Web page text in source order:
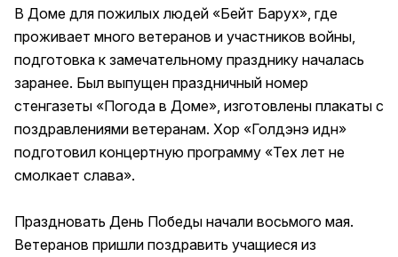
В Доме для пожилых людей «Бейт Барух», где
проживает много ветеранов и участников войны,
подготовка к замечательному празднику началась
заранее. Был выпущен праздничный номер
стенгазеты «Погода в Доме», изготовлены плакаты с
поздравлениями ветеранам. Хор «Голдэнэ идн»
подготовил концертную программу «Тех лет не
смолкает слава».
Праздновать День Победы начали восьмого мая.
Ветеранов пришли поздравить учащиеся из